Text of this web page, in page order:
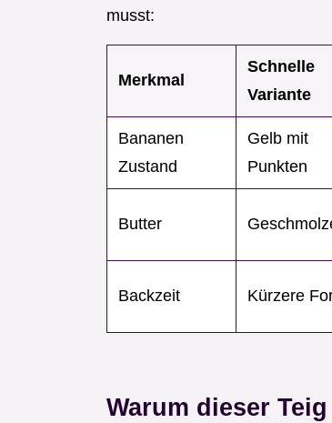
musst:
Merkmal
Schnelle
Variante
Bananen
Zustand
Gelb mit
Punkten
Butter
Backzeit Kürzere
Warum dieser